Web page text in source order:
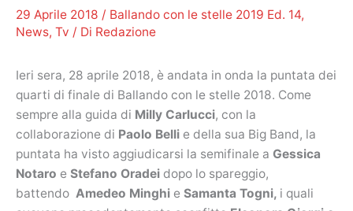
29 Aprile 2018 / Ballando con le stelle 2019 Ed. 14,
News, Tv / Di Redazione
Ieri sera, 28 aprile 2018, è andata in onda la puntata dei
quarti di finale di Ballando con le stelle 2018. Come
sempre alla guida di Milly Carlucci, con la
collaborazione di Paolo Belli e della sua Big Band, la
puntata ha visto aggiudicarsi la semifinale a Gessica
Notaro e Stefano Oradei dopo lo spareggio,
battendo Amedeo Minghi e Samanta Togni, i quali